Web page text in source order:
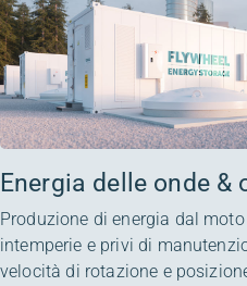
Energia delle onde &
Produzione di energia dal
intemperie e privi di
velocità di rotazione e